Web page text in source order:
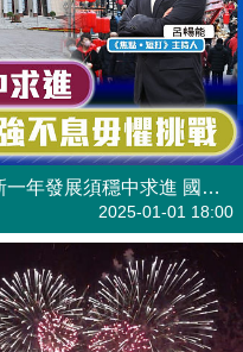
【直播】【焦點短打】EP735：新一年發展須穩中求進 國家自強不息毋懼挑戰
2025-01-01 18:00